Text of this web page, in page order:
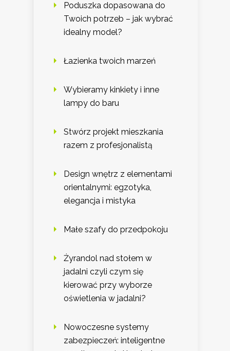
Poduszka dopasowana do
Twoich potrzeb – jak wybrać
idealny model?
Łazienka twoich marzeń
Wybieramy kinkiety i inne
lampy do baru
Stwórz projekt mieszkania
razem z profesjonalistą
Design wnętrz z elementami
orientalnymi: egzotyka,
elegancja i mistyka
Małe szafy do przedpokoju
Żyrandol nad stołem w
jadalni czyli czym się
kierować przy wyborze
oświetlenia w jadalni?
Nowoczesne systemy
zabezpieczeń: inteligentne